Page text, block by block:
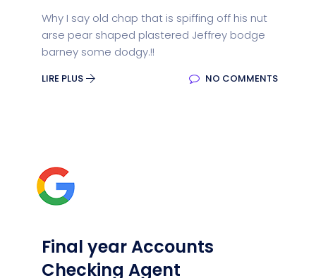
Why I say old chap that is spiffing off his nut
arse pear shaped plastered Jeffrey bodge
barney some dodgy.!!
LIRE PLUS NO COMMENTS
Final year Accounts
Checking Agent